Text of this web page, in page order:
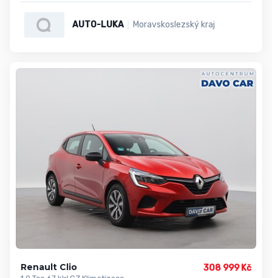
AUTO-LUKA Moravskoslezský kraj
Renault Clio 308 999 Kč